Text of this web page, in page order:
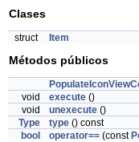
Clases
struct Item
Métodos públicos
void
execute ()
void
unexecute ()
Type
type () const
bool
operator== (const